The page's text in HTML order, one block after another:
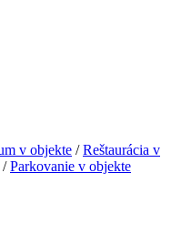
v objekte /Reštaurácia v
/Parkovanie v objekte